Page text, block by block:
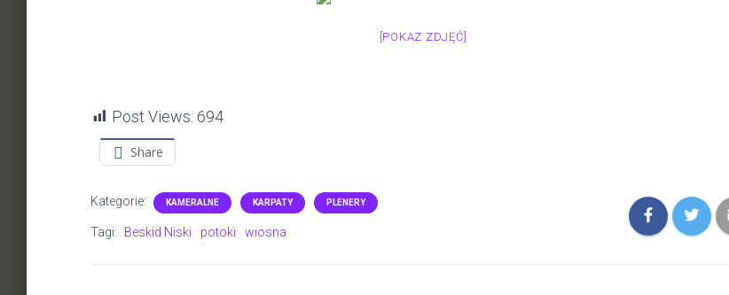
[POKAZ ZDJĘĆ]
Post Views: 694
Share
Kategorie: KAMERALNE KARPATY PLENERY
Tagi: Beskid Niski potoki wiosna